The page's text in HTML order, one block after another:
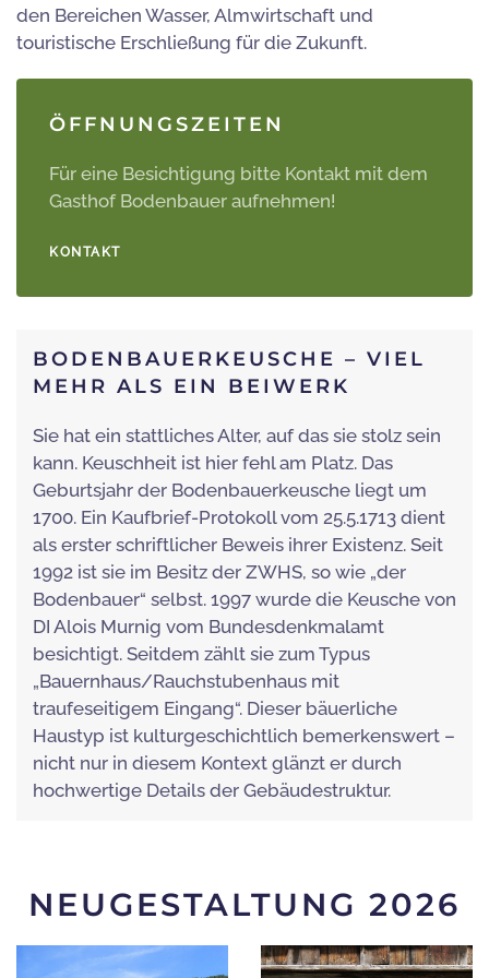
den Bereichen Wasser, Almwirtschaft und
touristische Erschließung für die Zukunft.
ÖFFNUNGSZEITEN
Für eine Besichtigung bitte Kontakt mit dem
Gasthof Bodenbauer aufnehmen!
KONTAKT
BODENBAUERKEUSCHE – VIEL
MEHR ALS EIN BEIWERK
Sie hat ein stattliches Alter, auf das sie stolz sein
kann. Keuschheit ist hier fehl am Platz. Das
Geburtsjahr der Bodenbauerkeusche liegt um
1700. Ein Kaufbrief-Protokoll vom 25.5.1713 dient
als erster schriftlicher Beweis ihrer Existenz. Seit
1992 ist sie im Besitz der ZWHS, so wie „der
Bodenbauer“ selbst. 1997 wurde die Keusche von
DI Alois Murnig vom Bundesdenkmalamt
besichtigt. Seitdem zählt sie zum Typus
„Bauernhaus/Rauchstubenhaus mit
traufeseitigem Eingang“. Dieser bäuerliche
Haustyp ist kulturgeschichtlich bemerkenswert –
nicht nur in diesem Kontext glänzt er durch
hochwertige Details der Gebäudestruktur.
NEUGESTALTUNG 2026